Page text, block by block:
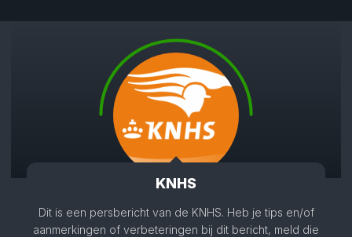
KNHS
Dit is een persbericht van de KNHS. Heb je tips en/of
aanmerkingen of verbeteringen bij dit bericht, meld die